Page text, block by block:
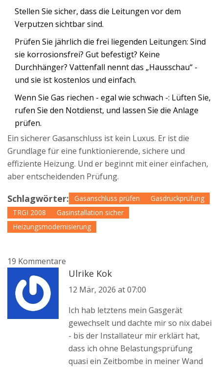
Stellen Sie sicher, dass die Leitungen vor dem
Verputzen sichtbar sind.
Prüfen Sie jährlich die frei liegenden Leitungen: Sind
sie korrosionsfrei? Gut befestigt? Keine
Durchhänger? Vattenfall nennt das „Hausschau“ -
und sie ist kostenlos und einfach.
Wenn Sie Gas riechen - egal wie schwach -: Lüften Sie,
rufen Sie den Notdienst, und lassen Sie die Anlage
prüfen.
Ein sicherer Gasanschluss ist kein Luxus. Er ist die
Grundlage für eine funktionierende, sichere und
effiziente Heizung. Und er beginnt mit einer einfachen,
aber entscheidenden Prüfung.
Schlagwörter: Gasanschluss prüfen
Gasdruckprüfung
TRGI 2008
Gasinstallation sicher
Heizungsmodernisierung
19 Kommentare
Ulrike Kok
12 Mär, 2026 at 07:00
Ich hab letztens mein Gasgerät
gewechselt und dachte mir so nix dabei
- bis der Installateur mir erklärt hat,
dass ich ohne Belastungsprüfung
quasi ein Zeitbombe in meiner Wand